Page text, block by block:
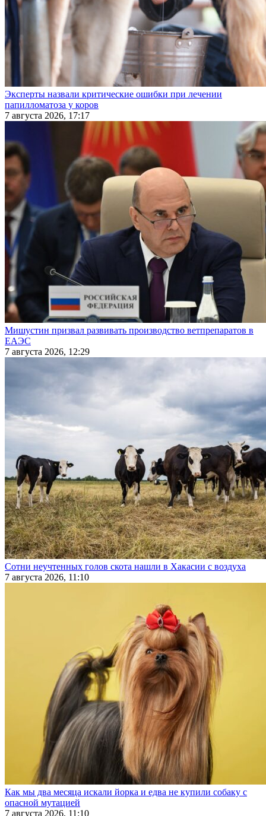
Эксперты назвали критические ошибки при лечении
папилломатоза у коров
7 августа 2026, 17:17
Мишустин призвал развивать производство ветпрепаратов в
ЕАЭС
7 августа 2026, 12:29
Сотни неучтенных голов скота нашли в Хакасии с воздуха
7 августа 2026, 11:10
Как мы два месяца искали йорка и едва не купили собаку с
опасной мутацией
7 августа 2026, 11:10